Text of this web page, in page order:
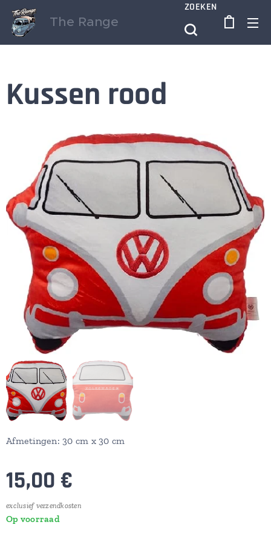
The Range
ZOEKEN
Kussen rood
Afmetingen: 30 cm x 30 cm
15,00 €
exclusief verzendkosten
Op voorraad